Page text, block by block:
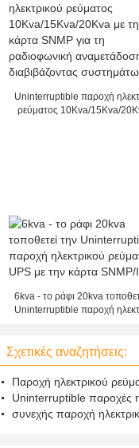
Uninterruptible παροχή
ρεύματος 10Kva/15Kva/
6kva - το ράφι 20kva
Uninterruptible παροχή
Σχετικές αναζητήσεις:
Παροχή ηλεκτρικού
Uninterruptible παροχές
συνεχής παροχή